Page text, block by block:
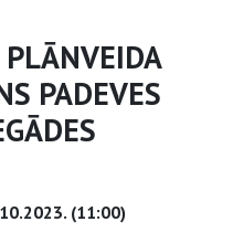
PADEVES
(11:00)